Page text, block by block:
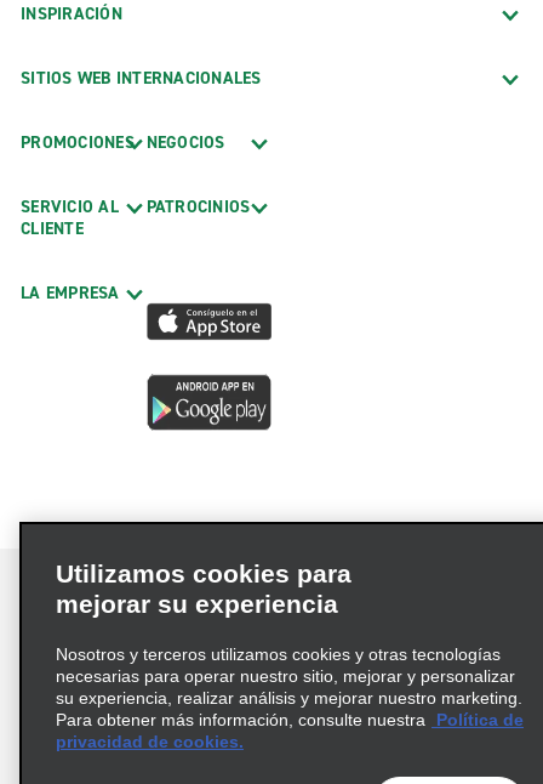
INSPIRACIÓN
SITIOS WEB INTERNACIONALES
PROMOCIONES
SERVICIO AL
CLIENTE
LA EMPRESA
NEGOCIOS
PATROCINIOS
Términos de uso
Política de privacidad
Política de cookies
Información de Salud del Consumidor
Utilizamos cookies para
mejorar su experiencia
Nosotros y terceros utilizamos cookies y otras tecnologías
necesarias para operar nuestro sitio, mejorar y personalizar
su experiencia, realizar análisis y mejorar nuestro marketing.
Para obtener más información, consulte nuestra
Política de
privacidad de cookies.